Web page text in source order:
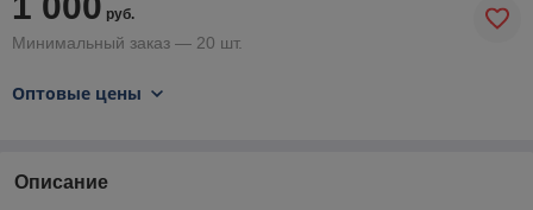
руб.
Минимальный заказ — 20 шт.
Оптовые цены
Описание